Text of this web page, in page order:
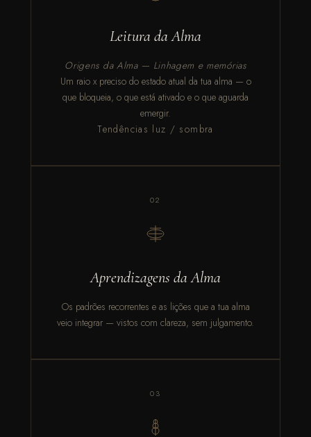
Leitura da Alma
Origens da Alma — Linhagem e memórias
Um raio x preciso do estado atual da tua alma — o
que bloqueia, o que está ativado e o que aguarda
emergir.
Tendências luz / sombra
02
Aprendizagens da Alma
Os padrões recorrentes e as lições que a tua alma
veio integrar — vistos com clareza, sem julgamento.
03